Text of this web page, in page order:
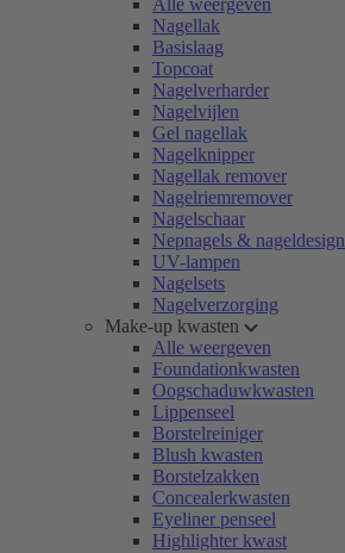
Alle weergeven
Nagellak
Basislaag
Topcoat
Nagelverharder
Nagelvijlen
Gel nagellak
Nagelknipper
Nagellak remover
Nagelriemremover
Nagelschaar
Nepnagels & nageldesign
UV-lampen
Nagelsets
Nagelverzorging
Make-up kwasten
Alle weergeven
Foundationkwasten
Oogschaduwkwasten
Lippenseel
Borstelreiniger
Blush kwasten
Borstelzakken
Concealerkwasten
Eyeliner penseel
Highlighter kwast